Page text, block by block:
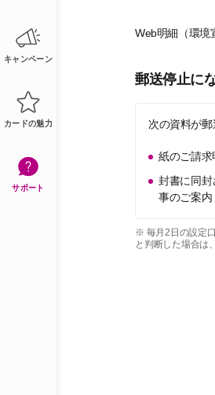
Web明細（環境
郵送停止に
次の資料が郵
紙のご請求
封書に同
事のご案内
※ 毎月2日の設定
と判断した場合は
キャンペーン
カードの魅力
サポート